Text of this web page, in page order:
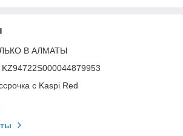
В АЛМАТЫ
с Kaspi Red